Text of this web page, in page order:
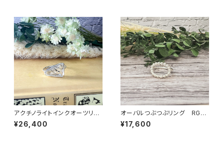
アクチノライトインクオーツリン
グ RG25-252
¥26,400
オーバルつぶつぶリング RG22
-207
¥17,600